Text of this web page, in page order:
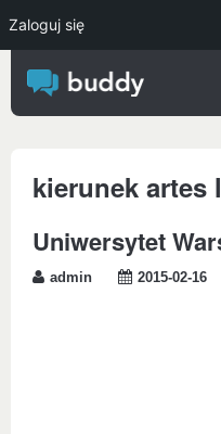
kierunek artes
Uniwersytet
admin 2015-02-16
Zaloguj się